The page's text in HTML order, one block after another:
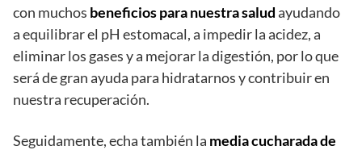
con muchos beneficios para nuestra saludayudando
a equilibrar el pH estomacal, a impedir la acidez, a
eliminar los gases y a mejorar la digestión, por lo que
será de gran ayuda para hidratarnos y contribuir en
nuestra recuperación.
Seguidamente, echa también la media cucharada de